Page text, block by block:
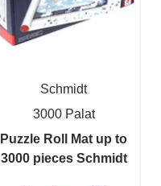
Schmidt
3000 Palat
Puzzle Roll Mat up to
3000 pieces Schmidt